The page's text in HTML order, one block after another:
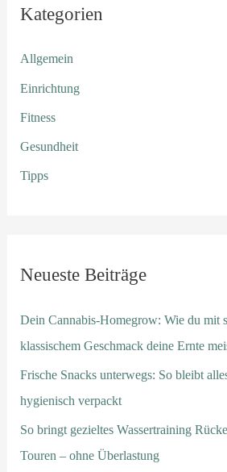
Kategorien
Allgemein
Einrichtung
Fitness
Gesundheit
Tipps
Neueste Beiträge
Dein Cannabis-Homegrow: Wie du mit
klassischem Geschmack deine Ernte
Frische Snacks unterwegs: So bleibt
hygienisch verpackt
So bringt gezieltes Wassertraining
Touren – ohne Überlastung